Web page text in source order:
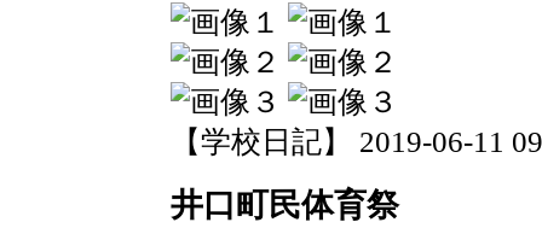
【学校日記】 2019-06-11
井口町民体育祭